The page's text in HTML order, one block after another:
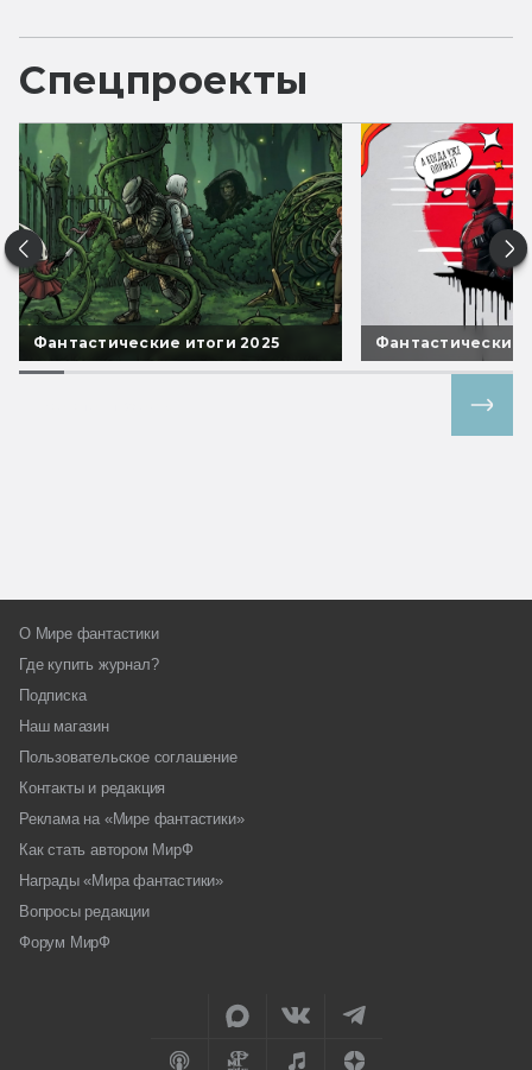
Спецпроекты
Фантастические итоги 2025 Фантастические
О Мире фантастики
Где купить журнал?
Подписка
Наш магазин
Пользовательское соглашение
Контакты и редакция
Реклама на «Мире фантастики»
Как стать автором МирФ
Награды «Мира фантастики»
Вопросы редакции
Форум МирФ